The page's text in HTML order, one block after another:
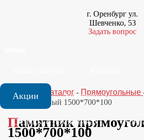
г. Оренбург ул.
Шевченко, 53
Задать вопрос
Акции Установка
Отзывы о памятниках
Главная Каталог - Прямоугольные
прямоугольный 1500*700*100
Памятник прямоугольный
1500*700*100